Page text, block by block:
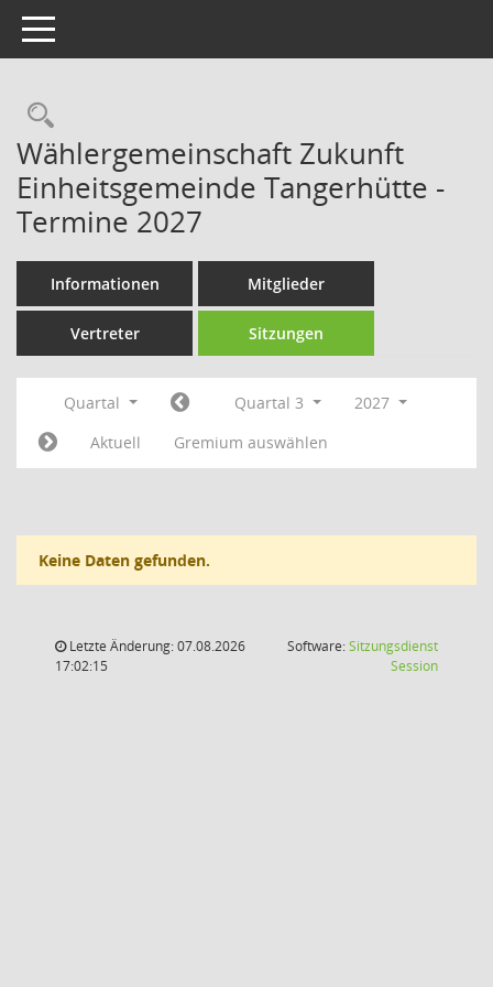
Toggle navigation
Rechercheauswahl
Wählergemeinschaft Zukunft
Einheitsgemeinde Tangerhütte -
Termine 2027
Informationen Mitglieder
Vertreter Sitzungen
Quartal Quartal 3
2027
Aktuell
Gremium auswählen
Keine Daten gefunden.
Letzte Änderung: 07.08.2026
17:02:15
Software:Sitzungsdienst
Session(Wird in